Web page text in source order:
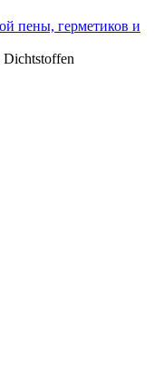
Dichtstoffen